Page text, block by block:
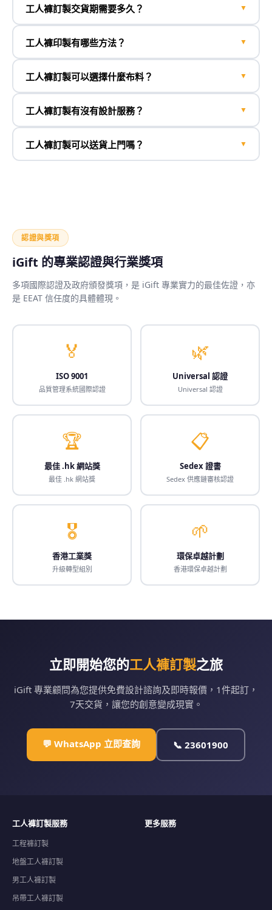
工人褲訂製交貨期需要多久？ ▼
工人褲印製有哪些方法？ ▼
工人褲訂製可以選擇什麼布料？ ▼
工人褲訂製有沒有設計服務？ ▼
工人褲訂製可以送貨上門嗎？ ▼
認證與獎項
iGift 的專業認證與行業獎項
多項國際認證及政府頒發獎項，是 iGift 專業實力的最佳佐證，亦
是 EEAT 信任度的具體體現。
🏅
ISO 9001
品質管理系統國際認證
🌿
Universal 認證
Universal 認證
🏆
最佳 .hk 網站獎
最佳 .hk 網站獎
📋
Sedex 證書
Sedex 供應鏈審核認證
🎖️
香港工業獎
升級轉型組別
🌱
環保卓越計劃
香港環保卓越計劃
立即開始您的工人褲訂製之旅
iGift 專業顧問為您提供免費設計諮詢及即時報價，1件起訂，
7天交貨，讓您的創意變成現實。
💬 WhatsApp 立即查詢 📞 23601900
工人褲訂製服務
工程褲訂製
地盤工人褲訂製
男工人褲訂製
吊帶工人褲訂製
更多服務